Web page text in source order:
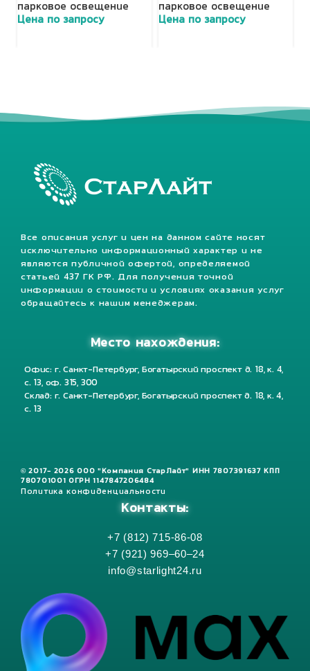
парковое освещение
Цена по запросу
парковое освещение
Цена по запросу
Все описания услуг и цен на данном сайте носят
исключительно информационный характер и не
являются публичной офертой, определяемой
статьей 437 ГК РФ. Для получения точной
информации о стоимости и условиях оказания услуг
обращайтесь к нашим менеджерам.
Место нахождения:
Офис: г. Санкт-Петербург, Богатырский проспект д. 18, к. 4,
с. 13, оф. 315, 300
Склад: г. Санкт-Петербург, Богатырский проспект д. 18, к. 4,
с. 13
© 2017- 2026 ООО "Компания СтарЛайт" ИНН 7807391637 КПП
780701001 ОГРН 1147847206484
Политика конфиденциальности
Контакты:
+7 (812) 715-86-08
+7 (921) 969–60–24
info@starlight24.ru